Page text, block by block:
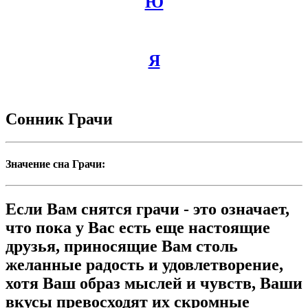
Я
Сонник Грачи
Значение сна Грачи:
Если Вам снятся грачи - это означает,
что пока у Вас есть еще настоящие
друзья, приносящие Вам столь
желанные радость и удовлетворение,
хотя Ваш образ мыслей и чувств, Ваши
вкусы превосходят их скромные